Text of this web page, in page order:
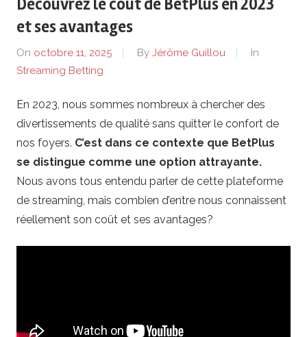
.
f
r
–
S
t
r
e
m
Découvrez le coût de BetPlus en 2023
et ses avantages
On octobre 11, 2025 By Jérôme Guillou
In
Streaming Betting
En 2023, nous sommes nombreux à chercher des
divertissements de qualité sans quitter le confort de
nos foyers. C’est dans ce contexte que BetPlus
se distingue comme une option attrayante.
Nous avons tous entendu parler de cette plateforme
de streaming, mais combien d’entre nous connaissent
réellement son coût et ses avantages?